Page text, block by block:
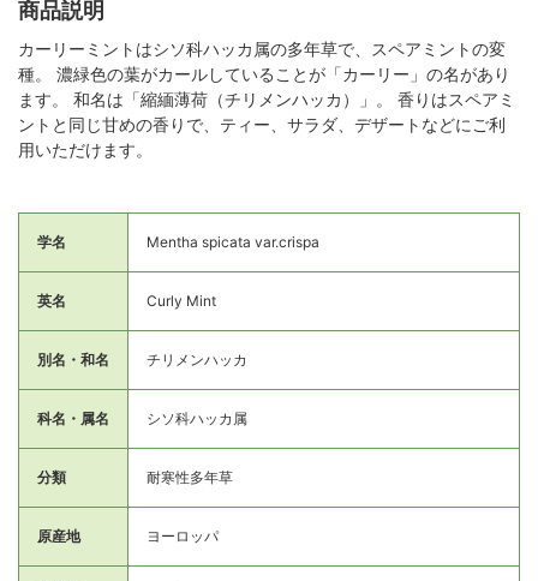
商品説明
カーリーミントはシソ科ハッカ属の多年草で、スペアミントの変
種。 濃緑色の葉がカールしていることが「カーリー」の名があり
ます。 和名は「縮緬薄荷（チリメンハッカ）」。 香りはスペアミ
ントと同じ甘めの香りで、ティー、サラダ、デザートなどにご利
用いただけます。
学名 Mentha spicata var.crispa
英名 Curly Mint
別名・和名 チリメンハッカ
科名・属名 シソ科ハッカ属
分類 耐寒性多年草
原産地 ヨーロッパ